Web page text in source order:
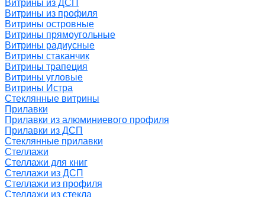
Витрины из ДСП
Витрины из профиля
Витрины островные
Витрины прямоугольные
Витрины радиусные
Витрины стаканчик
Витрины трапеция
Витрины угловые
Витрины Истра
Стеклянные витрины
Прилавки
Прилавки из алюминиевого профиля
Прилавки из ДСП
Стеклянные прилавки
Стеллажи
Стеллажи для книг
Стеллажи из ДСП
Стеллажи из профиля
Стеллажи из стекла